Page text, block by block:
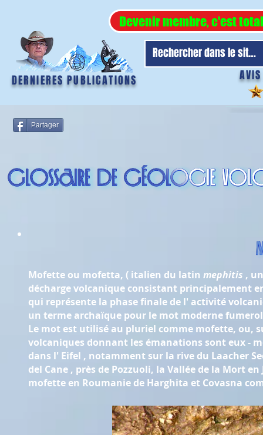
Devenir membre, c'est
DERNIERES PUBLICATIONS
Partager
Mofette ou mofetta, ( italien du latin mephitis ,
décharge volcanique consistant principalement
qui représente la phase finale de l' activité
un terme archaïque pour le mot moderne
Le mot est utilisé au pluriel comme mofette, ou,
volcaniques donnant les émanations sont eux -
dans l' Eifel , notamment sur la rive du Laacher
del Cane , près de Pozzuoli, la Vallée de la Mort en
mofette en Roumanie de Harghita et Covasna